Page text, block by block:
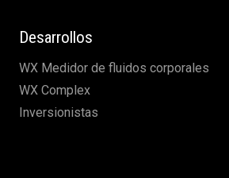
Desarrollos
WX Medidor de fluidos corporales
WX Complex
Inversionistas